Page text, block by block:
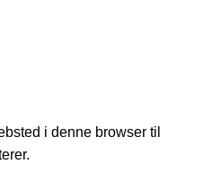
i denne browser til